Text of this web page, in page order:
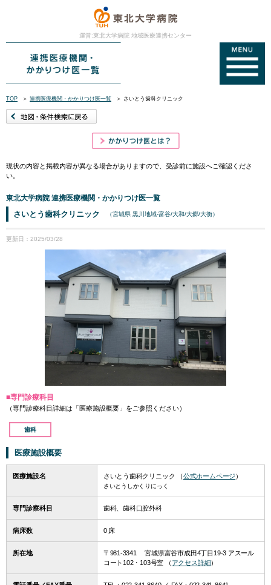
運営:東北大学病院 地域医療連携センター
TOP ＞ 連携医療機関・かかりつけ医一覧 ＞ さいとう歯科クリニック
現状の内容と掲載内容が異なる場合がありますので、受診前に施設へご確認くださ
い。
東北大学病院 連携医療機関・かかりつけ医一覧
さいとう歯科クリニック （宮城県 黒川地域-富谷/大和/大郷/大衡）
更新日：2025/03/28
■専門診療科目
（専門診療科目詳細は「医療施設概要」をご参照ください）
歯科
医療施設概要
医療施設名 さいとう歯科クリニック （公式ホームページ）
さいとうしかくりにっく
専門診察科目 歯科、歯科口腔外科
病床数 0 床
所在地
〒981-3341 宮城県富谷市成田4丁目19-3 アスール
コート102・103号室 （アクセス詳細）